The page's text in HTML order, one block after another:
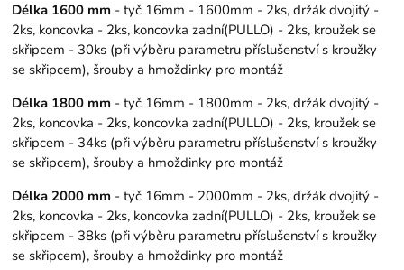
Délka 1600 mm - tyč 16mm - 1600mm - 2ks, držák dvojitý -
2ks, koncovka - 2ks, koncovka zadní(PULLO) - 2ks, kroužek se
skřipcem - 30ks (při výběru parametru příslušenství s kroužky
se skřipcem), šrouby a hmoždinky pro montáž
Délka 1800 mm - tyč 16mm - 1800mm - 2ks, držák dvojitý -
2ks, koncovka - 2ks, koncovka zadní(PULLO) - 2ks, kroužek se
skřipcem - 34ks (při výběru parametru příslušenství s kroužky
se skřipcem), šrouby a hmoždinky pro montáž
Délka 2000 mm - tyč 16mm - 2000mm - 2ks, držák dvojitý -
2ks, koncovka - 2ks, koncovka zadní(PULLO) - 2ks, kroužek se
skřipcem - 38ks (při výběru parametru příslušenství s kroužky
se skřipcem), šrouby a hmoždinky pro montáž